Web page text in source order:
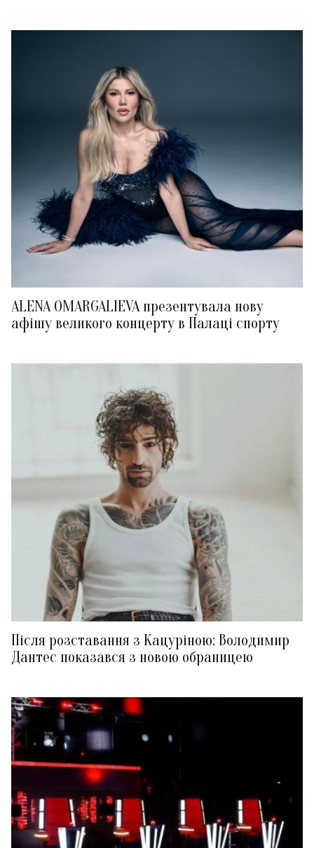
ALENA OMARGALIEVA презентувала нову
афішу великого концерту в Палаці спорту
Після розставання з Кацуріною: Володимир
Дантес показався з новою обраницею